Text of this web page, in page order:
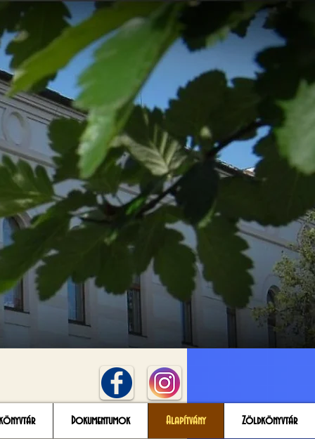
Dokumentumok Alapítvány Zöldkönyvtár